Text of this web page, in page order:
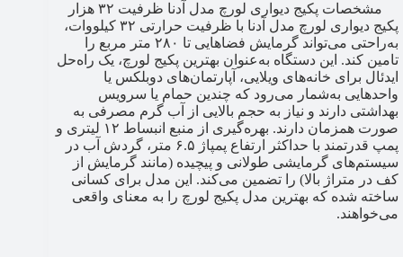
مشخصات پکیج دیواری لورچ مدل آدنا ظرفیت ۳۲ هزار
پکیج دیواری لورچ مدل آدنا با ظرفیت حرارتی ۳۲ کیلووات،
به‌راحتی می‌تواند گرمایش فضاهایی تا ۲۸۰ متر مربع را
تامین کند. این دستگاه به‌عنوان بهترین پکیج لورچ​، یک راه‌حل
ایدئال برای خانه‌های ویلایی، آپارتمان‌های دوبلکس یا
واحدهایی به‌شمار می‌رود که چندین حمام یا سرویس
بهداشتی دارند و نیاز به حجم بالایی از آب گرم مصرفی به
صورت همزمان دارند. بهره‌گیری از منبع انبساط ۱۲ لیتری و
پمپ قدرتمند با حداکثر ارتفاع پمپاژ ۶.۵ متر، گردش آب در
سیستم‌های گرمایشی طولانی و پیچیده (مانند گرمایش از
کف در متراژ بالا) را تضمین می‌کند. این مدل برای کسانی
ساخته شده که بهترین مدل پکیج لورچ​ را به معنای واقعی
می‌خواهند.